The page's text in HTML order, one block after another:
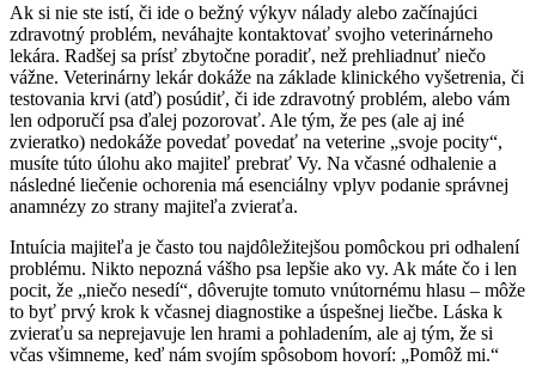
Ak si nie ste istí, či ide o bežný výkyv nálady alebo začínajúci
zdravotný problém, neváhajte kontaktovať svojho veterinárneho
lekára. Radšej sa prísť zbytočne poradiť, než prehliadnuť niečo
vážne. Veterinárny lekár dokáže na základe klinického vyšetrenia, či
testovania krvi (atď) posúdiť, či ide zdravotný problém, alebo vám
len odporučí psa ďalej pozorovať. Ale tým, že pes (ale aj iné
zvieratko) nedokáže povedať povedať na veterine „svoje pocity“,
musíte túto úlohu ako majiteľ prebrať Vy. Na včasné odhalenie a
následné liečenie ochorenia má esenciálny vplyv podanie správnej
anamnézy zo strany majiteľa zvieraťa.
Intuícia majiteľa je často tou najdôležitejšou pomôckou pri odhalení
problému. Nikto nepozná vášho psa lepšie ako vy. Ak máte čo i len
pocit, že „niečo nesedí“, dôverujte tomuto vnútornému hlasu – môže
to byť prvý krok k včasnej diagnostike a úspešnej liečbe. Láska k
zvieraťu sa neprejavuje len hrami a pohladením, ale aj tým, že si
včas všimneme, keď nám svojím spôsobom hovorí: „Pomôž mi.“